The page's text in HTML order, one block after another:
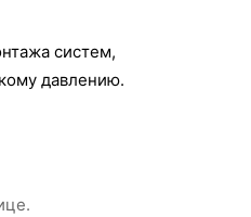
систем,
давлению.